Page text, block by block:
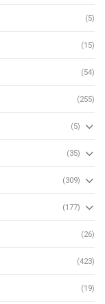
(5)
(15)
(54)
(255)
(5)
(35)
(309)
(177)
(26)
(423)
(19)